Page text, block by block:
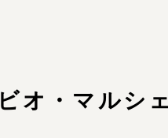
ビオ・マルシ